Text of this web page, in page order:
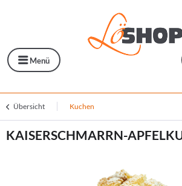
Menü
Übersicht Kuchen
KAISERSCHMARRN-